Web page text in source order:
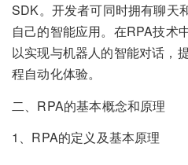
SDK。开发者可同时拥有聊天
自己的智能应用。在RPA技术
以实现与机器人的智能对话，
程自动化体验。
二、RPA的基本概念和原理
1、RPA的定义及基本原理